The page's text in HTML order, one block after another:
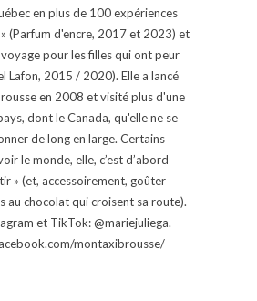
en plus de 100 expériences
(Parfum d'encre, 2017 et 2023) et
pour les filles qui ont peur
Lafon, 2015 / 2020). Elle a lancé
en 2008 et visité plus d'une
dont le Canada, qu'elle ne se
de long en large. Certains
le monde, elle, c’est d’abord
» (et, accessoirement, goûter
au chocolat qui croisent sa route).
et TikTok: @mariejuliega.
montaxibrousse/